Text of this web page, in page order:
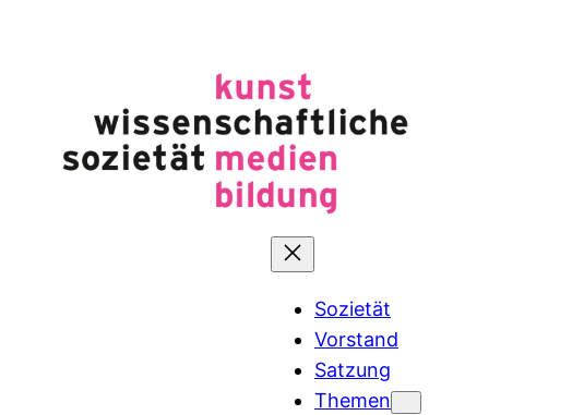
Sozietät
Vorstand
Satzung
Themen